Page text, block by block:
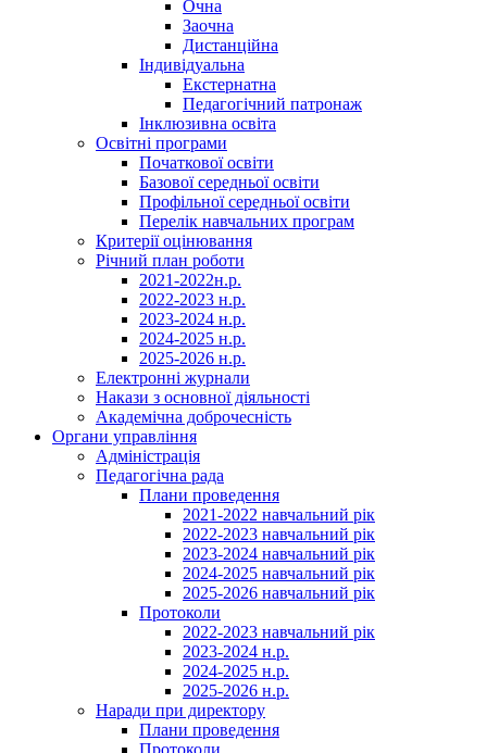
Очна
Заочна
Дистанційна
Індивідуальна
Екстернатна
Педагогічний патронаж
Інклюзивна освіта
Освітні програми
Початкової освіти
Базової середньої освіти
Профільної середньої освіти
Перелік навчальних програм
Критерії оцінювання
Річний план роботи
2021-2022н.р.
2022-2023 н.р.
2023-2024 н.р.
2024-2025 н.р.
2025-2026 н.р.
Електронні журнали
Накази з основної діяльності
Академічна доброчесність
Органи управління
Адміністрація
Педагогічна рада
Плани проведення
2021-2022 навчальний рік
2022-2023 навчальний рік
2023-2024 навчальний рік
2024-2025 навчальний рік
2025-2026 навчальний рік
Протоколи
2022-2023 навчальний рік
2023-2024 н.р.
2024-2025 н.р.
2025-2026 н.р.
Наради при директору
Плани проведення
Протоколи